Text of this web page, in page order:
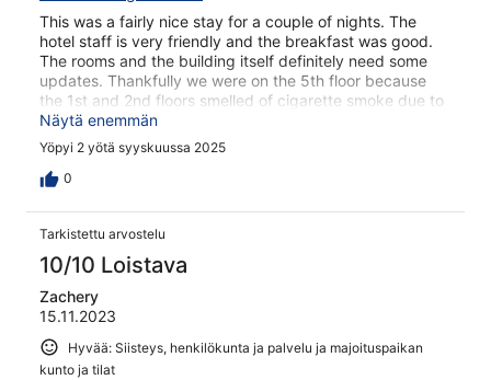
This was a fairly nice stay for a couple of nights. The
hotel staff is very friendly and the breakfast was good.
The rooms and the building itself definitely need some
updates. Thankfully we were on the 5th floor because
the 1st and 2nd floors smelled of cigarette smoke due to
a lot of people smoking outside.
Näytä enemmän
Yöpyi 2 yötä syyskuussa 2025
0
Tarkistettu arvostelu
10/10 Loistava
Zachery
15.11.2023
Hyvää: Siisteys, henkilökunta ja palvelu ja majoituspaikan
kunto ja tilat